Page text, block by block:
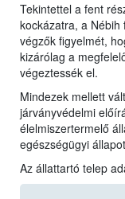
Tekintettel a fent
kockázatra, a
végzők figyelmét,
kizárólag a
végeztessék el.
Mindezek mellett
járványvédelmi
élelmiszertermelő
egészségügyi
Az állattartó telep